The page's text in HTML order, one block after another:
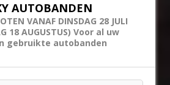
AUTOBANDEN
VANAF DINSDAG 28 JULI
18 AUGUSTUS) Voor al uw
gebruikte autobanden